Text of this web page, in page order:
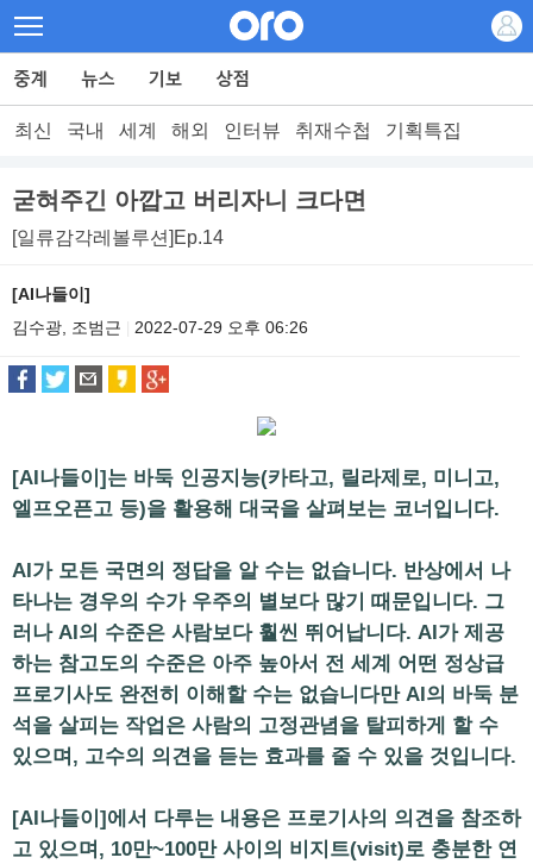
최신 국내 세계 해외 인터뷰 취재수첩 기획특집
굳혀주긴 아깝고 버리자니 크다면
[일류감각레볼루션]Ep.14
[AI나들이]
김수광, 조범근
2022-07-29 오후 06:26
[AI나들이]는 바둑 인공지능(카타고, 릴라제로, 미니고,
엘프오픈고 등)을 활용해 대국을 살펴보는 코너입니다.
AI가 모든 국면의 정답을 알 수는 없습니다. 반상에서 나
타나는 경우의 수가 우주의 별보다 많기 때문입니다. 그
러나 AI의 수준은 사람보다 훨씬 뛰어납니다. AI가 제공
하는 참고도의 수준은 아주 높아서 전 세계 어떤 정상급
프로기사도 완전히 이해할 수는 없습니다만 AI의 바둑 분
석을 살피는 작업은 사람의 고정관념을 탈피하게 할 수
있으며, 고수의 의견을 듣는 효과를 줄 수 있을 것입니다.
[AI나들이]에서 다루는 내용은 프로기사의 의견을 참조하
고 있으며, 10만~100만 사이의 비지트(visit)로 충분한 연